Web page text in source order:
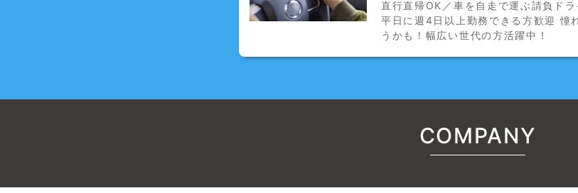
直行直帰OK／車を自走で運ぶ請負ド
平日に週4日以上勤務できる方歓迎 憧
うかも！幅広い世代の方活躍中！
COMPANY